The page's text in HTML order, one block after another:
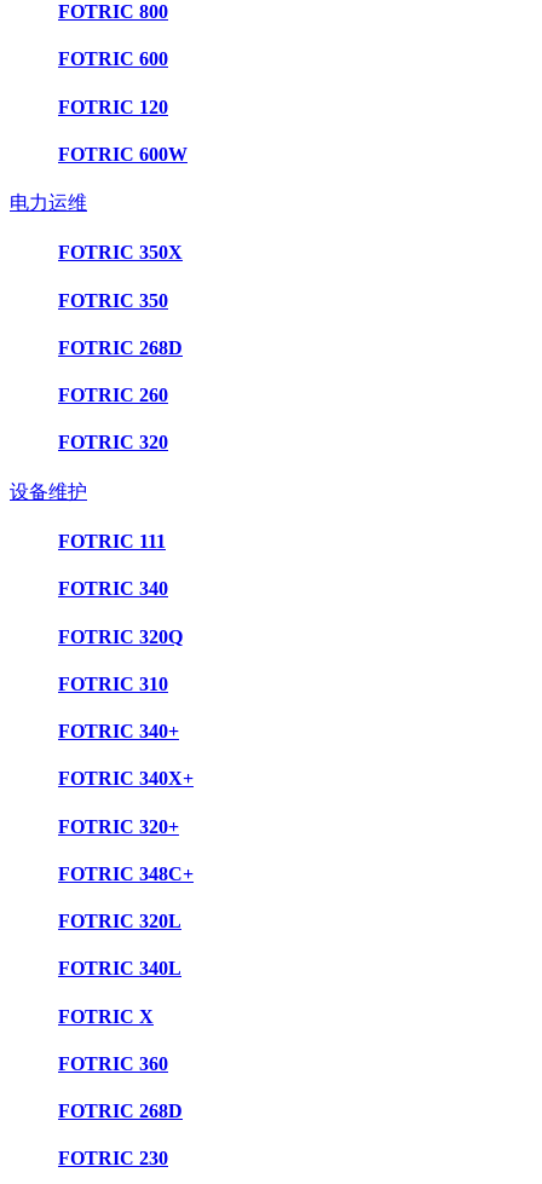
FOTRIC 800
FOTRIC 600
FOTRIC 120
FOTRIC 600W
电力运维
FOTRIC 350X
FOTRIC 350
FOTRIC 268D
FOTRIC 260
FOTRIC 320
设备维护
FOTRIC 111
FOTRIC 340
FOTRIC 320Q
FOTRIC 310
FOTRIC 340+
FOTRIC 340X+
FOTRIC 320+
FOTRIC 348C+
FOTRIC 320L
FOTRIC 340L
FOTRIC X
FOTRIC 360
FOTRIC 268D
FOTRIC 230